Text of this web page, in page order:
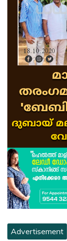
Advertisement